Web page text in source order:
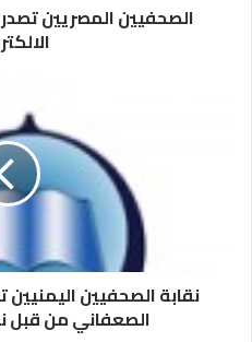
الصحفيين المصريين
نقابة الصحفيين
الصعفاني من قبل